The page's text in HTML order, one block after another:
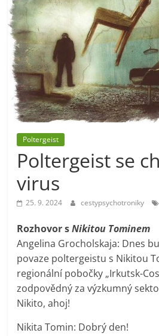
Poltergeist
Poltergeist se
virus
25. 9. 2024 cestypsychotroniky
Rozhovor sNikitou Tominem
Angelina Grocholskaja: Dnes
povaze poltergeistu s Nikitou
regionální pobočky „Irkutsk-
zodpovědný za výzkumný
Nikito, ahoj!
Nikita Tomin: Dobrý den!